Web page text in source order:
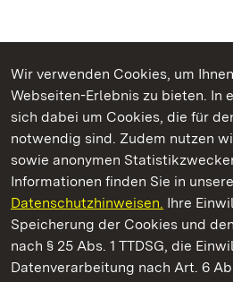
Wir verwenden Cookies, um
Webseiten-Erlebnis zu bieten. In
sich dabei um Cookies, die für
notwendig sind. Zudem nutzen
sowie anonymen
Informationen finden Sie in
Datenschutzhinweisen. Ihre
Speicherung der Cookies und
nach § 25 Abs. 1 TTDSG, die
Datenverarbeitung nach Art. 6
Kommen. Staunen. Genießen.
Staatliche Schlösser und Gärten
Staatliche Schlösser und Gärten